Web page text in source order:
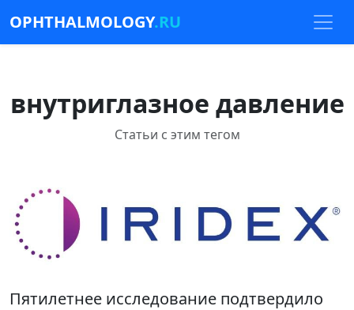
OPHTHALMOLOGY.RU
внутриглазное давление
Статьи с этим тегом
Пятилетнее исследование подтвердило